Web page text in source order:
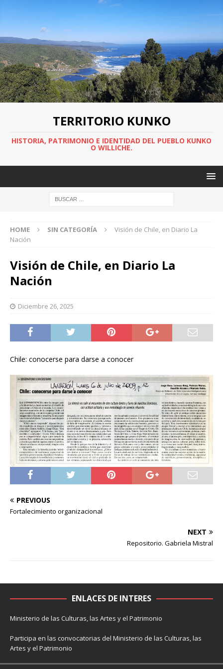
TERRITORIO KUNKO
HISTORIA, PATRIMONIO E IDENTIDAD DEL PUEBLO KUNKO
O WILLICHE.
HOME SIN CATEGORÍA
Visión de Chile, en Diario La
Nación
Visión de Chile, en Diario La
Nación
Diciembre 26, 2025
Chile: conocerse para darse a conocer
PREVIOUS
Fortalecimiento organizacional
NEXT
Repositorio. Gabriela Mistral
ENLACES DE INTERES
Ministerio de las Culturas, las Artes y el Patrimonio
Participa en las convocatorias del Ministerio de las Culturas, las
Artes y el Patrimonio